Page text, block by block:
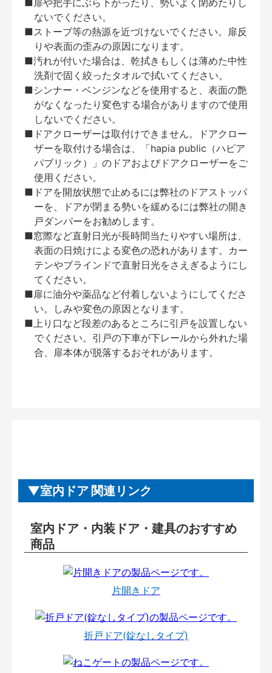
■扉や把手にぶら下がったり、勢いよく閉めたりし
ないでください。
■ストーブ等の熱源を近づけないでください。扉反
りや表面の歪みの原因になります。
■汚れが付いた場合は、乾拭きもしくは薄めた中性
洗剤で固く絞ったタオルで拭いてください。
■シンナー・ベンジンなどを使用すると、表面の艶
がなくなったり変色する場合がありますので使用
しないでください。
■ドアクローザーは取付けできません。ドアクロー
ザーを取付ける場合は、「hapia public（ハピア
パブリック）」のドアおよびドアクローザーをご
使用ください。
■ドアを開放状態で止めるには弊社のドアストッパ
ーを、ドアが閉まる勢いを緩めるには弊社の開き
戸ダンパーをお勧めします。
■窓際など直射日光が長時間当たりやすい場所は、
表面の日焼けによる変色の恐れがあります。カー
テンやブラインドで直射日光をさえぎるようにし
てください。
■扉に油分や薬品など付着しないようにしてくださ
い。しみや変色の原因となります。
■上り口など段差のあるところに引戸を設置しない
でください。引戸の下車が下レールから外れた場
合、扉本体が脱落するおそれがあります。
室内ドア 関連リンク
室内ドア・内装ドア・建具のおすすめ
商品
片開きドア
折戸ドア(錠なしタイプ)